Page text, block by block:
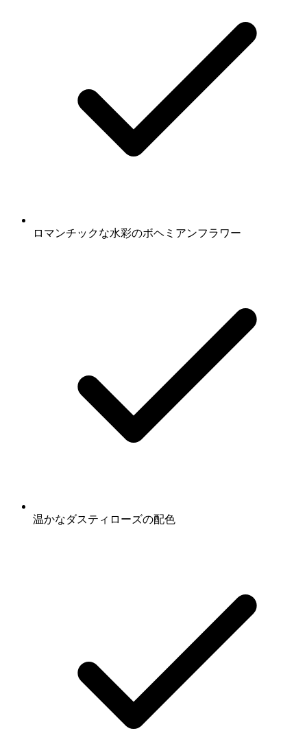
ロマンチックな水彩のボヘミアンフラワー
温かなダスティローズの配色